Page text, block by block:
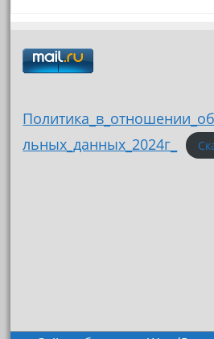
льных_данных_2024г_